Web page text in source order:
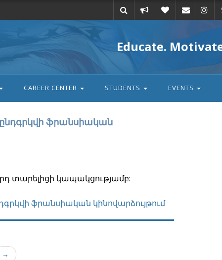
action
Educate.
CAREER CENTER STUDENTS EVENTS
ֆրանսիական
տարելիցի կապակցությամբ:
ֆրանսիական կինովարձույթում
→